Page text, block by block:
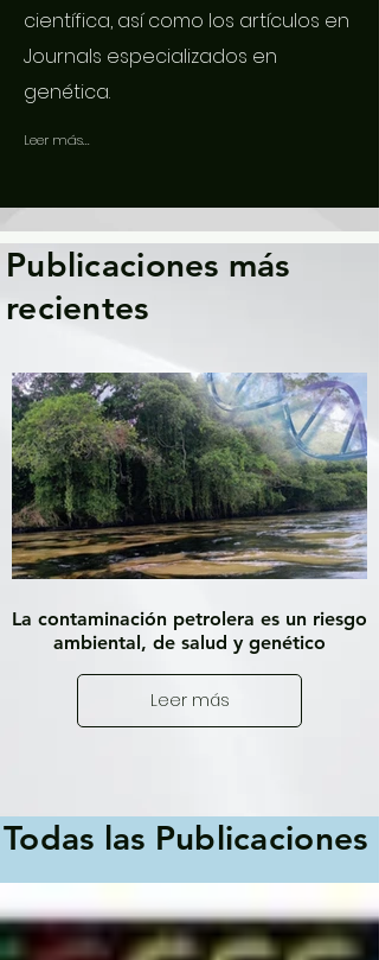
científica, así como los artículos en
Journals especializados en
genética.
Leer más...
Publicaciones más
recientes
La contaminación petrolera es un riesgo
ambiental, de salud y genético
Leer más
Todas las Publicaciones